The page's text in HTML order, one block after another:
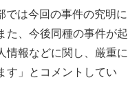
は今回の事件の究明に
た、今後同種の事件が起
情報などに関し、厳重に
す」とコメントしてい